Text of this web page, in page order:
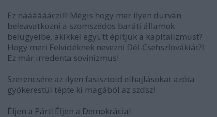
Ez nááááááczi!!! Mégis hogy mer ilyen durván
beleavatkozni a szomszédos baráti államok
belügyeibe, akikkel együtt építjük a kapitalizmust?
Hogy meri Felvidéknek nevezni Dél-Csehszlovákiát?!
Ez már irredenta sovinizmus!
Szerencsére az ilyen fasisztoid elhajlásokat azóta
gyökerestül tépte ki magából az szdsz!
Éljen a Párt! Éljen a Demokrácia!